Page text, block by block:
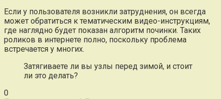
Если у пользователя возникли затруднения, он всегда
может обратиться к тематическим видео-инструкциям,
где наглядно будет показан алгоритм починки. Таких
роликов в интернете полно, поскольку проблема
встречается у многих.
Затягиваете ли вы узлы перед зимой, и стоит
ли это делать?
0